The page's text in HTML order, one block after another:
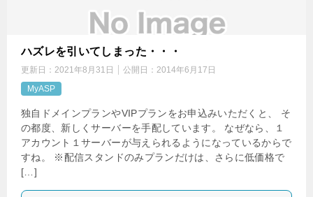
ハズレを引いてしまった・・・
更新日： 2021年8月31日 公開日： 2014年6月17日
MyASP
独自ドメインプランやVIPプランをお申込みいただくと、 そ
の都度、新しくサーバーを手配しています。 なぜなら、１
アカウント１サーバーが与えられるようになっているからで
すね。 ※配信スタンドのみプランだけは、さらに低価格で
[…]